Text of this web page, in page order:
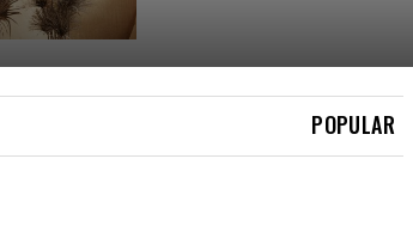
POPULAR